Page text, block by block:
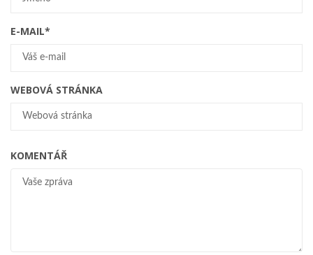
E-MAIL*
WEBOVÁ STRÁNKA
KOMENTÁŘ